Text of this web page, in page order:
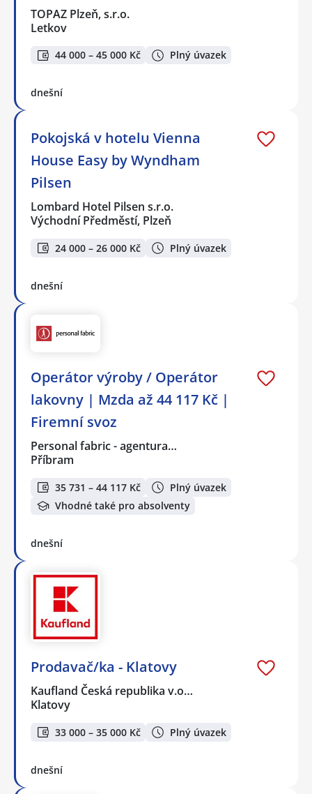
TOPAZ Plzeň, s.r.o.
Letkov
44 000 – 45 000 Kč Plný úvazek
dnešní
Pokojská v hotelu Vienna
House Easy by Wyndham
Pilsen
Lombard Hotel Pilsen s.r.o.
Východní Předměstí, Plzeň
24 000 – 26 000 Kč Plný úvazek
dnešní
Operátor výroby / Operátor
lakovny | Mzda až 44 117 Kč |
Firemní svoz
Personal fabric - agentura…
Příbram
35 731 – 44 117 Kč
Plný úvazek
Vhodné také pro absolventy
dnešní
Prodavač/ka - Klatovy
Kaufland Česká republika v.o…
Klatovy
33 000 – 35 000 Kč Plný úvazek
dnešní